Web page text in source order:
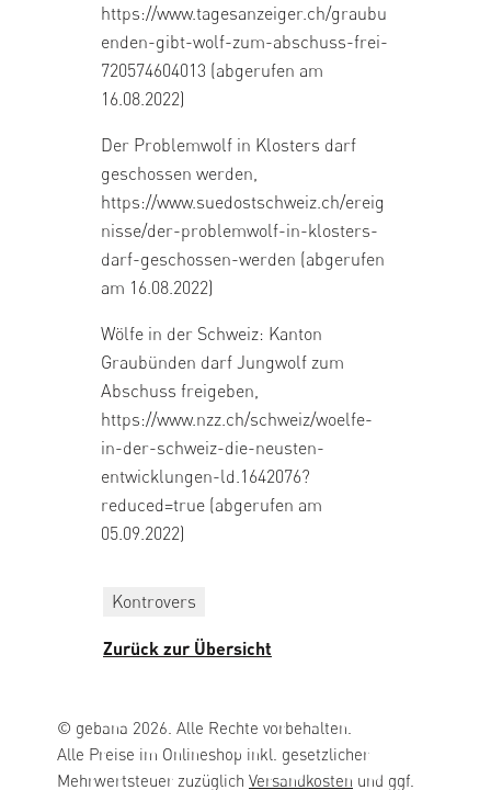
https://www.tagesanzeiger.ch/graubu
enden-gibt-wolf-zum-abschuss-frei-
720574604013 (abgerufen am
16.08.2022)
Der Problemwolf in Klosters darf
geschossen werden,
https://www.suedostschweiz.ch/ereig
nisse/der-problemwolf-in-klosters-
darf-geschossen-werden (abgerufen
am 16.08.2022)
Wölfe in der Schweiz: Kanton
Graubünden darf Jungwolf zum
Abschuss freigeben,
https://www.nzz.ch/schweiz/woelfe-
in-der-schweiz-die-neusten-
entwicklungen-ld.1642076?
reduced=true (abgerufen am
05.09.2022)
Kontrovers
Zurück zur Übersicht
© gebana 2026. Alle Rechte vorbehalten.
Alle Preise im Onlineshop inkl. gesetzlicher
Mehrwertsteuer zuzüglich Versandkosten und ggf.